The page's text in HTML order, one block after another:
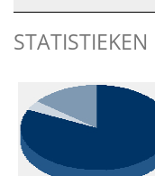
STATISTIEKEN